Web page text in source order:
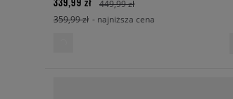
449,99 zł
359,99 zł - najniższa cena